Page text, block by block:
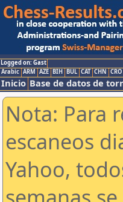
Logged on: Gast
Arabic ARM AZE BIH BUL CAT CHN CRO
Inicio Base de datos de
Nota: Para
escaneos
Yahoo,